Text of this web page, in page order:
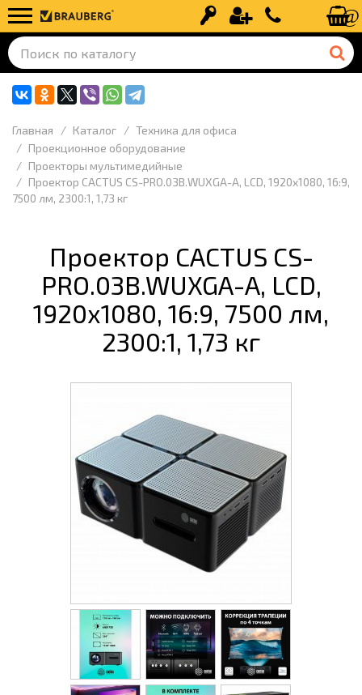
Вход Регистрация+7 (499) 110-
Главная Каталог
Техника для офиса
Проекционное оборудование
Проекторы мультимедийные
Проектор CACTUS CS-PRO.03B.WUXGA-A, LCD, 1920x1080, 16:9,
7500 лм, 2300:1, 1,73 кг
Проектор CACTUS CS-
PRO.03B.WUXGA-A, LCD,
1920x1080, 16:9, 7500 лм,
2300:1, 1,73 кг